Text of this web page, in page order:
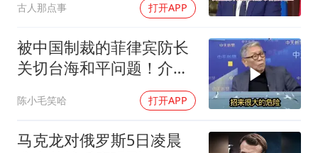
古人那点事 打开APP
被中国制裁的菲律宾防长
关切台海和平问题！介文
陈小毛笑哈 打开APP
马克龙对俄罗斯5日凌晨